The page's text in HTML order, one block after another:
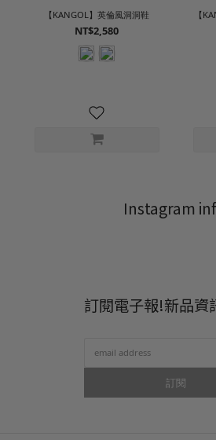
【KANGOL】英倫風洞洞鞋
NT$2,580
【
Instagram
訂閱電子報!新品資
訂閱